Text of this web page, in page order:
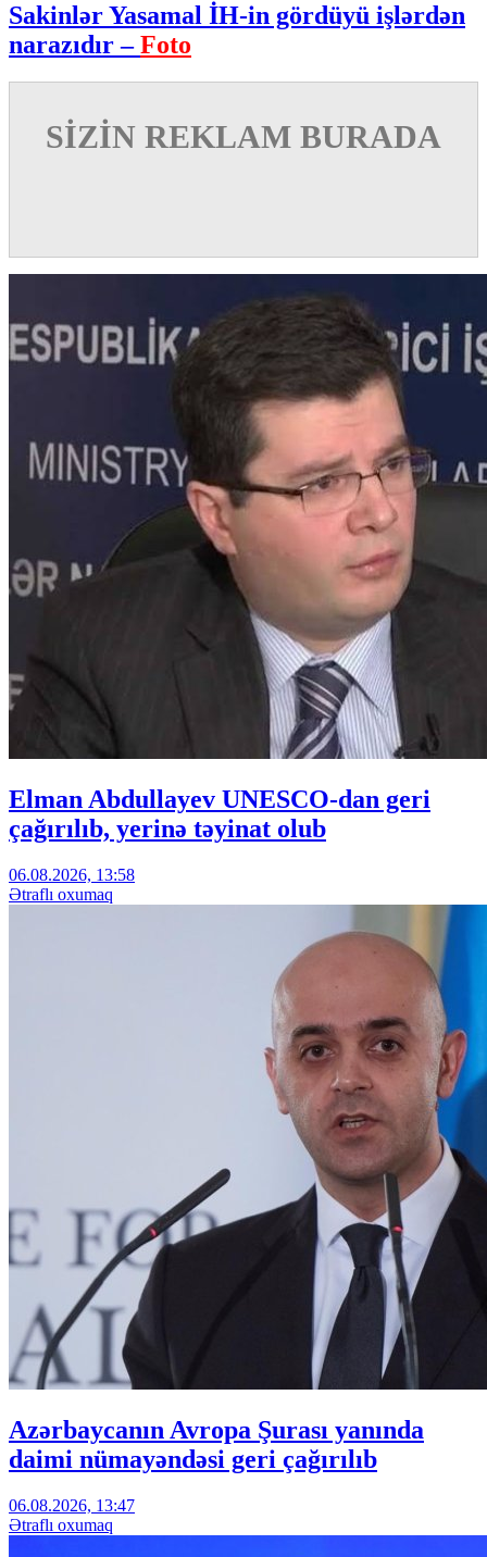
Sakinlər Yasamal İH-in gördüyü işlərdən
narazıdır –Foto
SİZİN REKLAM BURADA
Elman Abdullayev UNESCO-dan geri
çağırılıb, yerinə təyinat olub
06.08.2026, 13:58
Ətraflı oxumaq
Azərbaycanın Avropa Şurası yanında
daimi nümayəndəsi geri çağırılıb
06.08.2026, 13:47
Ətraflı oxumaq